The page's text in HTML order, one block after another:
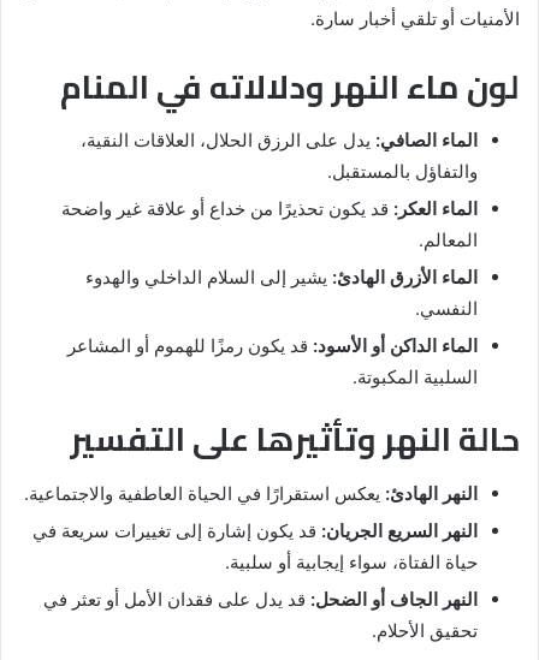
الأمنيات أو تلقي أخبار سارة.
لون ماء النهر ودلالاته في المنام
الماء الصافي: يدل على الرزق الحلال، العلاقات النقية،
والتفاؤل بالمستقبل.
الماء العكر: قد يكون تحذيرًا من خداع أو علاقة غير واضحة
المعالم.
الماء الأزرق الهادئ: يشير إلى السلام الداخلي والهدوء
النفسي.
الماء الداكن أو الأسود: قد يكون رمزًا للهموم أو المشاعر
السلبية المكبوتة.
حالة النهر وتأثيرها على التفسير
النهر الهادئ: يعكس استقرارًا في الحياة العاطفية والاجتماعية.
النهر السريع الجريان: قد يكون إشارة إلى تغييرات سريعة في
حياة الفتاة، سواء إيجابية أو سلبية.
النهر الجاف أو الضحل: قد يدل على فقدان الأمل أو تعثر في
تحقيق الأحلام.